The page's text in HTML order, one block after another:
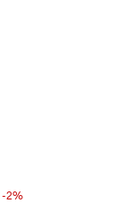
-2%